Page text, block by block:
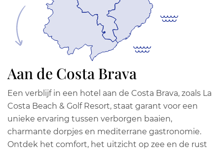
Aan de Costa Brava
Een verblijf in een hotel aan de Costa Brava, zoals La
Costa Beach & Golf Resort, staat garant voor een
unieke ervaring tussen verborgen baaien,
charmante dorpjes en mediterrane gastronomie.
Ontdek het comfort, het uitzicht op zee en de rust